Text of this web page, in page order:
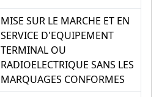
MISE SUR LE MARCHE ET EN
SERVICE D'EQUIPEMENT
TERMINAL OU
RADIOELECTRIQUE SANS LES
MARQUAGES CONFORMES